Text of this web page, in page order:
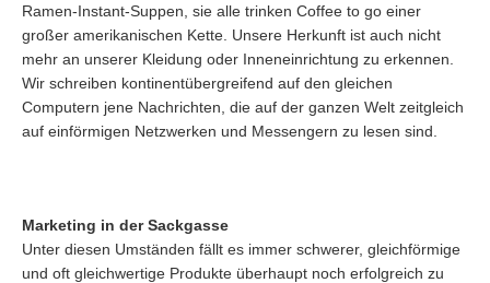
Ramen-Instant-Suppen, sie alle trinken Coffee to go einer
großer amerikanischen Kette. Unsere Herkunft ist auch nicht
mehr an unserer Kleidung oder Inneneinrichtung zu erkennen.
Wir schreiben kontinentübergreifend auf den gleichen
Computern jene Nachrichten, die auf der ganzen Welt zeitgleich
auf einförmigen Netzwerken und Messengern zu lesen sind.
Marketing in der Sackgasse
Unter diesen Umständen fällt es immer schwerer, gleichförmige
und oft gleichwertige Produkte überhaupt noch erfolgreich zu